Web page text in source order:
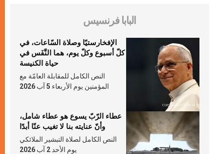
البابا فرنسيس
الإفخارستيّا وصلاة السّاعات، في
كلّ أسبوع وكلّ يوم، هما النَّفَس في
حياة الكنيسة
النص الكامل للمقابلة العامّة مع
المؤمنين يوم الأربعاء 5 آب 2026
عطاء الرّبّ يسوع هو عطاء شامل،
وأنّ عنايته بنا لا تغيب عنّا أبدًا
النص الكامل لصلاة التبشير الملائكي
يوم الأحد 2 آب 2026